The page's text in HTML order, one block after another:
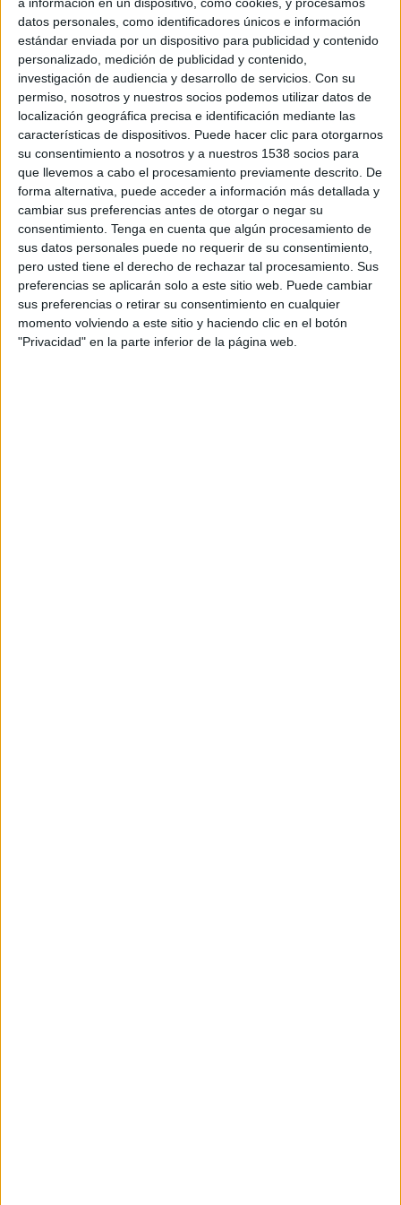
datos personales, como identificadores únicos e información
estándar enviada por un dispositivo para publicidad y contenido
personalizado, medición de publicidad y contenido,
investigación de audiencia y desarrollo de servicios. Con su
permiso, nosotros y nuestros socios podemos utilizar datos de
localización geográfica precisa e identificación mediante las
características de dispositivos. Puede hacer clic para otorgarnos
su consentimiento a nosotros y a nuestros 1538 socios para
que llevemos a cabo el procesamiento previamente descrito. De
forma alternativa, puede acceder a información más detallada y
cambiar sus preferencias antes de otorgar o negar su
consentimiento. Tenga en cuenta que algún procesamiento de
sus datos personales puede no requerir de su consentimiento,
pero usted tiene el derecho de rechazar tal procesamiento. Sus
preferencias se aplicarán solo a este sitio web. Puede cambiar
sus preferencias o retirar su consentimiento en cualquier
momento volviendo a este sitio y haciendo clic en el botón
"Privacidad" en la parte inferior de la página web.
ejecutivo de cuentas.
Marta, licenciada en Periodismo y máster en Marketing y Comunicación Integral
posee más de cinco años de experiencia en marketing, comunicación y publicidad
en varias empresas del mercado latinoamericano. Anteriormente ha trabajado
como brand manager en Canal Horeca y como product manager del Diario La
República. Ahora, en Addoor, su objetivo será potenciar el área de relación con
los publishers que Addoor representa y participar en la visión estratégica de
expansión internacional del Grupo Internetize, incorporándolo al mercado
latinoamericano.
Por su parte,José Mata regresa al equipo de Addoor donde comenzó su trayectoria
profesional en 2010, tras un periodo donde ha continuado desarrollando su
carrera como account manager en ADTZ. Es licenciado en Ciencias de la
Comunicación y máster en Marketing y Dirección Comercial. Dentro de sus
responsabilidades en Addoor estarán las relaciones con los clientes a través del
contacto con las agencias de medios y el seguimiento y ejecución de campañas de